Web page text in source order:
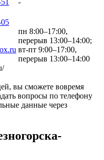
пн 8:00–17:00,
перерыв 13:00–14:00;
вт-пт 9:00–17:00,
перерыв 13:00–14:00
вы сможете вовремя
вопросы по телефону
данные через